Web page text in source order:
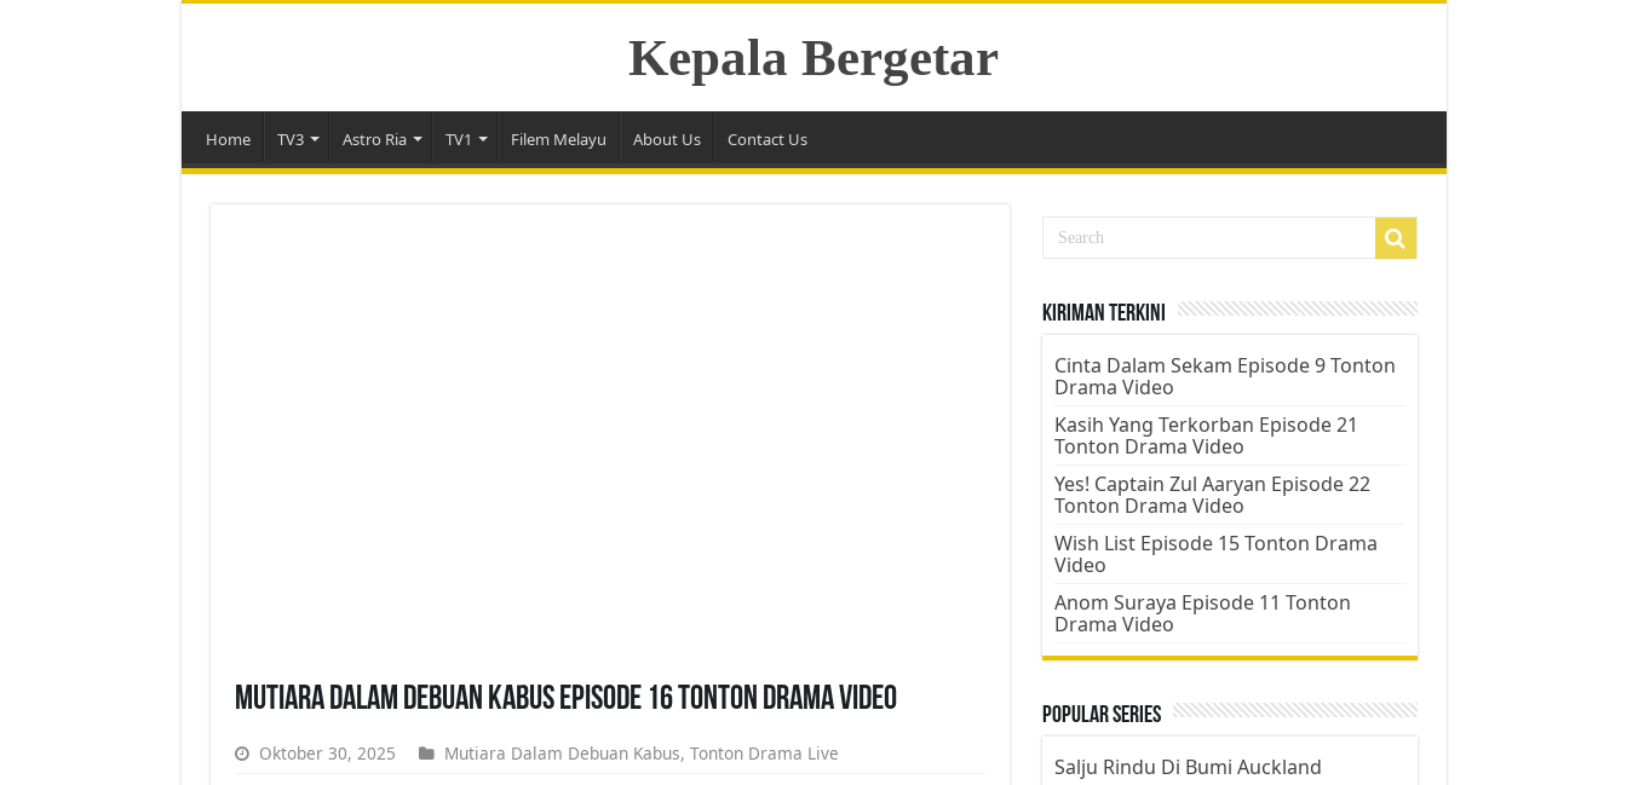
Kepala Bergetar
Home TV3 Astro Ria TV1 Filem Melayu About Us Contact Us
Mutiara Dalam Debuan Kabus Episode 16 Tonton Drama Video
Oktober 30, 2025 Mutiara Dalam Debuan Kabus, Tonton Drama Live
Kiriman Terkini
Cinta Dalam Sekam Episode 9 Tonton
Drama Video
Kasih Yang Terkorban Episode 21
Tonton Drama Video
Yes! Captain Zul Aaryan Episode 22
Tonton Drama Video
Wish List Episode 15 Tonton Drama
Video
Anom Suraya Episode 11 Tonton
Drama Video
Popular Series
Salju Rindu Di Bumi Auckland